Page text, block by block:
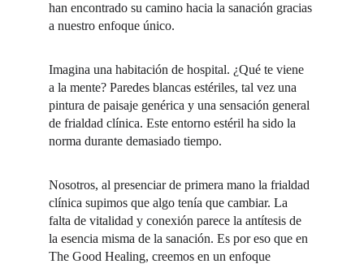
han encontrado su camino hacia la sanación gracias
a nuestro enfoque único.
Imagina una habitación de hospital. ¿Qué te viene
a la mente? Paredes blancas estériles, tal vez una
pintura de paisaje genérica y una sensación general
de frialdad clínica. Este entorno estéril ha sido la
norma durante demasiado tiempo.
Nosotros, al presenciar de primera mano la frialdad
clínica supimos que algo tenía que cambiar. La
falta de vitalidad y conexión parece la antítesis de
la esencia misma de la sanación. Es por eso que en
The Good Healing, creemos en un enfoque